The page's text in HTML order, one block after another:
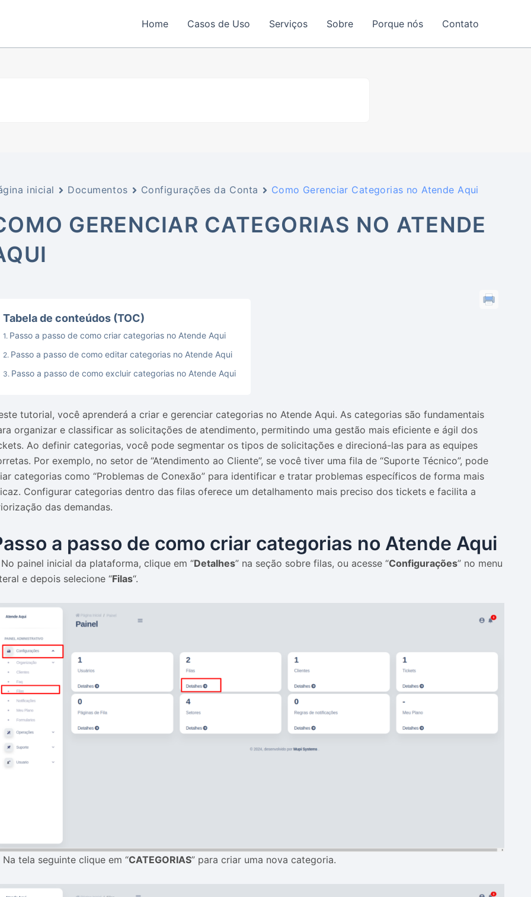
Home Casos de Uso Serviços Sobre Porque nós Contato
inicial Documentos Configurações da Conta Como Gerenciar Categorias no Atende Aqui
GERENCIAR CATEGORIAS NO ATENDE
Tabela de conteúdos (TOC)
Passo a passo de como criar categorias no Atende Aqui
Passo a passo de como editar categorias no Atende Aqui
Passo a passo de como excluir categorias no Atende Aqui
tutorial, você aprenderá a criar e gerenciar categorias no Atende Aqui. As categorias são fundamentais
organizar e classificar as solicitações de atendimento, permitindo uma gestão mais eficiente e ágil dos
Ao definir categorias, você pode segmentar os tipos de solicitações e direcioná-las para as equipes
Por exemplo, no setor de “Atendimento ao Cliente”, se você tiver uma fila de “Suporte Técnico”, pode
categorias como “Problemas de Conexão” para identificar e tratar problemas específicos de forma mais
Configurar categorias dentro das filas oferece um detalhamento mais preciso dos tickets e facilita a
das demandas.
a passo de como criar categorias no Atende Aqui
painel inicial da plataforma, clique em “Detalhes” na seção sobre filas, ou acesse “Configurações” no menu
e depois selecione “Filas“.
Na tela seguinte clique em “CATEGORIAS” para criar uma nova categoria.